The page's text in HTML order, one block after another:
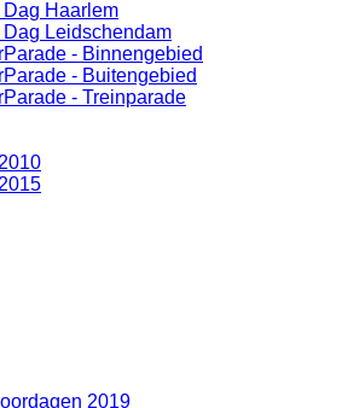
Haarlem
Leidschendam
- Binnengebied
- Buitengebied
- Treinparade
2019